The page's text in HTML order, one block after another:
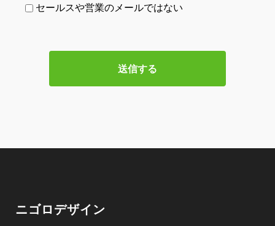
セールスや営業のメールではない
ニゴロデザイン